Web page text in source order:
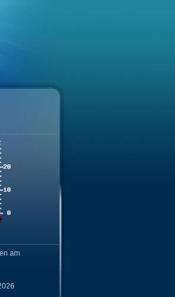
am